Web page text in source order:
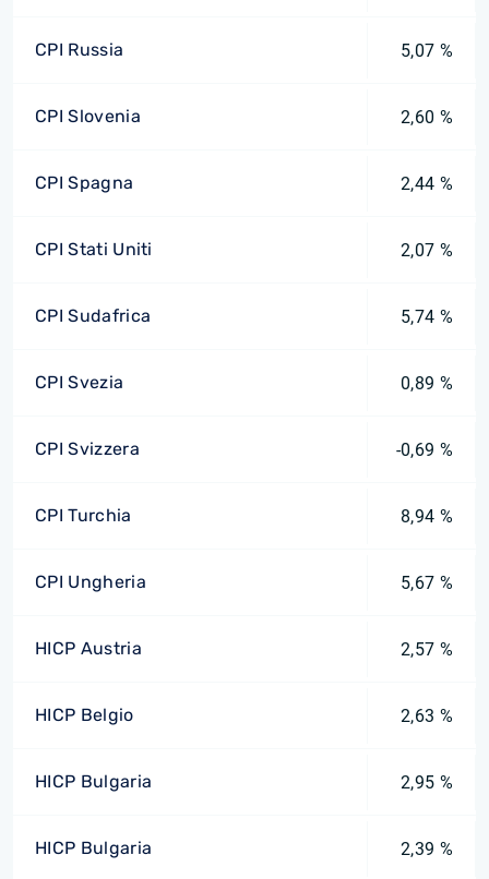
CPI Russia 5,07 %
CPI Slovenia 2,60 %
CPI Spagna 2,44 %
CPI Stati Uniti 2,07 %
CPI Sudafrica 5,74 %
CPI Svezia 0,89 %
CPI Svizzera -0,69 %
CPI Turchia 8,94 %
CPI Ungheria 5,67 %
HICP Austria 2,57 %
HICP Belgio 2,63 %
HICP Bulgaria 2,95 %
HICP Bulgaria 2,39 %